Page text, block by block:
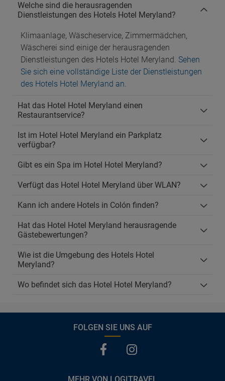
Welche sind die herausragenden
Dienstleistungen des Hotels Hotel Meryland?
Klimaanlage, Wäscheservice, Zimmermädchen,
Wäscherei sind einige der herausragenden
Dienstleistungen des Hotels Hotel Meryland. Sehen
Sie sich eine vollständige Liste der Dienstleistungen
des Hotels Hotel Meryland an.
Hat das Hotel Hotel Meryland einen
Restaurantservice?
Ist im Hotel Hotel Meryland ein Parkplatz
verfügbar?
Gibt es ein Spa im Hotel Hotel Meryland?
Verfügt das Hotel Hotel Meryland über WLAN?
Kann ich andere Hotels in Colón finden?
Hat das Hotel Hotel Meryland herausragende
Gästebewertungen?
Wie ist die Umgebung des Hotels Hotel
Meryland?
Wo befindet sich das Hotel Hotel Meryland?
FOLGEN SIE UNS AUF